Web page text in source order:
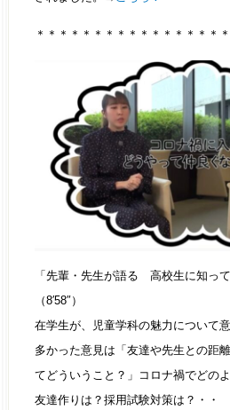
＊＊＊＊＊＊＊＊＊＊＊＊＊＊＊＊
「先輩・先生が語る 高校生に知っ
（8′58″）
在学生が、児童学科の魅力について
多かった意見は「友達や先生との距
てどういうこと？」コロナ禍でどの
友達作りは？採用試験対策は？・・